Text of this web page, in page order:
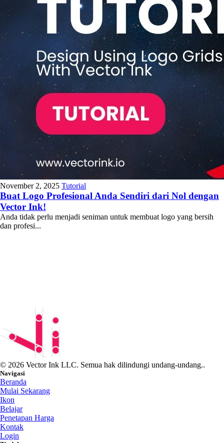
November 2, 2025 Tutorial
Buat Logo Profesional Anda Sendiri dari Nol dengan
Vector Ink!
Anda tidak perlu menjadi seniman untuk membuat logo yang bersih
dan profesi...
© 2026 Vector Ink LLC. Semua hak dilindungi undang-undang..
Navigasi
Beranda
Mulai Sekarang
Ikon
Belajar
Penetapan Harga
Kontak
Login